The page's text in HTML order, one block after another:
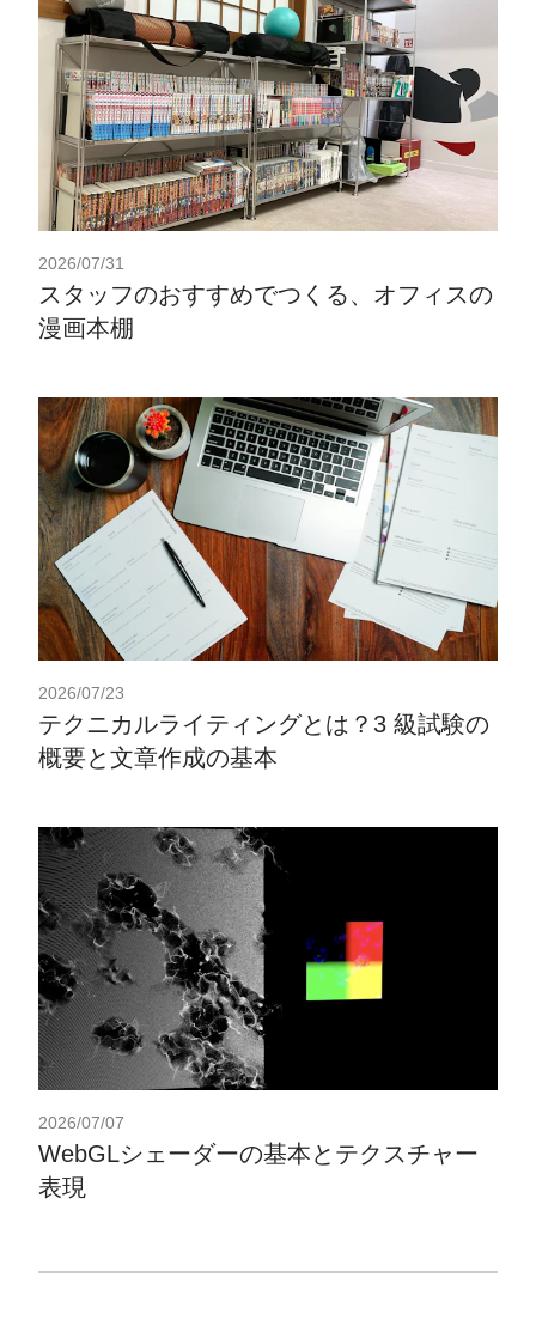
2026/07/31
スタッフのおすすめでつくる、オフィスの
漫画本棚
2026/07/23
テクニカルライティングとは？3 級試験の
概要と文章作成の基本
2026/07/07
WebGLシェーダーの基本とテクスチャー
表現